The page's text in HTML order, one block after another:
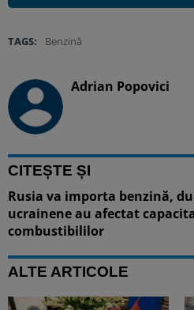
TAGS: Benzină
Adrian Popovici
CITEȘTE ȘI
Rusia va importa benzină,
ucrainene au afectat
combustibililor
ALTE ARTICOLE